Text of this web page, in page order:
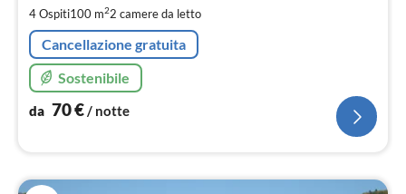
4 Ospiti100 m22 camere da letto
Cancellazione gratuita
Sostenibile
da 70€/ notte